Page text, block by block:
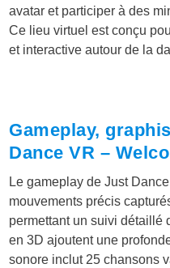
avatar et participer à des
Ce lieu virtuel est conçu
et interactive autour de la
Gameplay,
Dance VR –
Le gameplay de Just
mouvements précis
permettant un suivi détaillé
en 3D ajoutent une
sonore inclut 25 chansons